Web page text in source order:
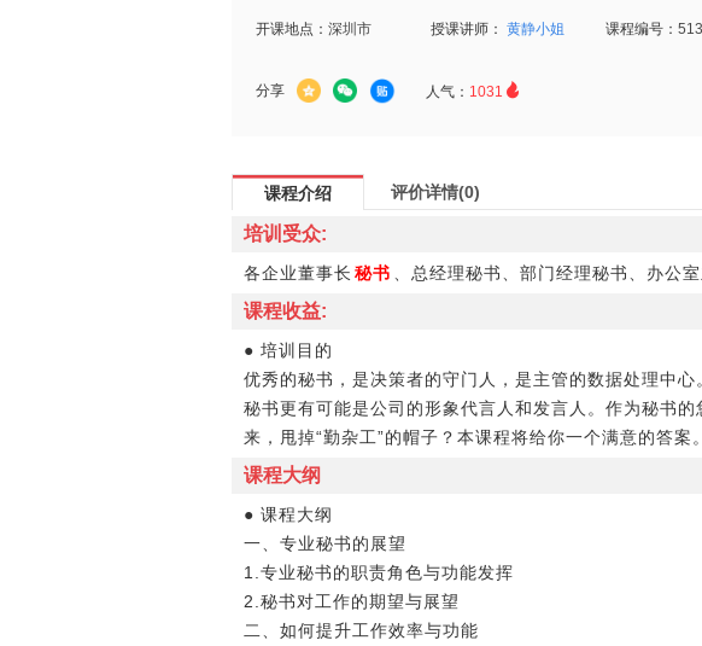
开课地点： 深圳市 授课讲师： 黄静小姐 课程编号：
分享 人气： 1031 
课程介绍 评价详情(0)
培训受众:
各企业董事长 秘书 、总经理秘书、部门经理秘书、办公
课程收益:
● 培训目的
优秀的秘书，是决策者的守门人，是主管的数据处理中
秘书更有可能是公司的形象代言人和发言人。作为秘书
来，甩掉“勤杂工”的帽子？本课程将给你一个满意的答案。
课程大纲
● 课程大纲
一、专业秘书的展望
1.专业秘书的职责角色与功能发挥
2.秘书对工作的期望与展望
二、如何提升工作效率与功能